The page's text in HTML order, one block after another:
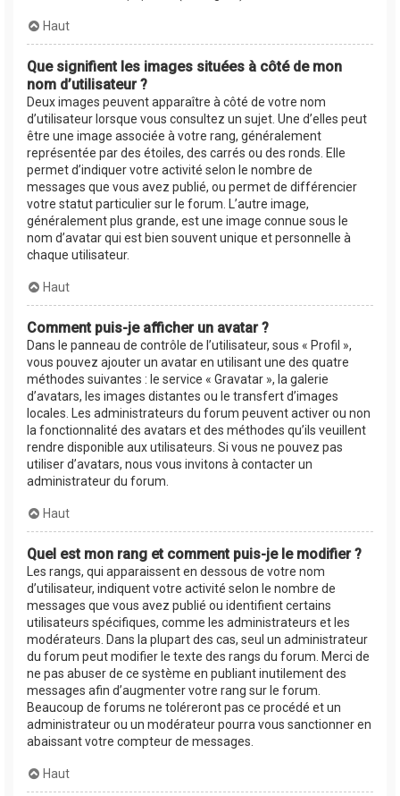
Haut
Que signifient les images situées à côté de mon
nom d’utilisateur ?
Deux images peuvent apparaître à côté de votre nom
d’utilisateur lorsque vous consultez un sujet. Une d’elles peut
être une image associée à votre rang, généralement
représentée par des étoiles, des carrés ou des ronds. Elle
permet d’indiquer votre activité selon le nombre de
messages que vous avez publié, ou permet de différencier
votre statut particulier sur le forum. L’autre image,
généralement plus grande, est une image connue sous le
nom d’avatar qui est bien souvent unique et personnelle à
chaque utilisateur.
Haut
Comment puis-je afficher un avatar ?
Dans le panneau de contrôle de l’utilisateur, sous « Profil »,
vous pouvez ajouter un avatar en utilisant une des quatre
méthodes suivantes : le service « Gravatar », la galerie
d’avatars, les images distantes ou le transfert d’images
locales. Les administrateurs du forum peuvent activer ou non
la fonctionnalité des avatars et des méthodes qu’ils veuillent
rendre disponible aux utilisateurs. Si vous ne pouvez pas
utiliser d’avatars, nous vous invitons à contacter un
administrateur du forum.
Haut
Quel est mon rang et comment puis-je le modifier ?
Les rangs, qui apparaissent en dessous de votre nom
d’utilisateur, indiquent votre activité selon le nombre de
messages que vous avez publié ou identifient certains
utilisateurs spécifiques, comme les administrateurs et les
modérateurs. Dans la plupart des cas, seul un administrateur
du forum peut modifier le texte des rangs du forum. Merci de
ne pas abuser de ce système en publiant inutilement des
messages afin d’augmenter votre rang sur le forum.
Beaucoup de forums ne toléreront pas ce procédé et un
administrateur ou un modérateur pourra vous sanctionner en
abaissant votre compteur de messages.
Haut